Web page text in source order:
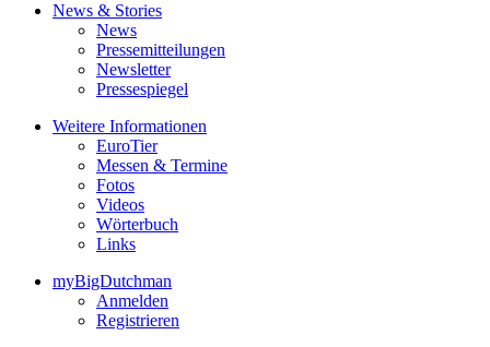
News & Stories
News
Pressemitteilungen
Newsletter
Pressespiegel
Weitere Informationen
EuroTier
Messen & Termine
Fotos
Videos
Wörterbuch
Links
myBigDutchman
Anmelden
Registrieren